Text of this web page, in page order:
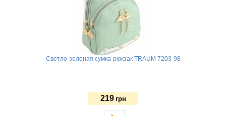
Светло-зеленая сумка-рюкзак TRAUM 7203-98
219 грн